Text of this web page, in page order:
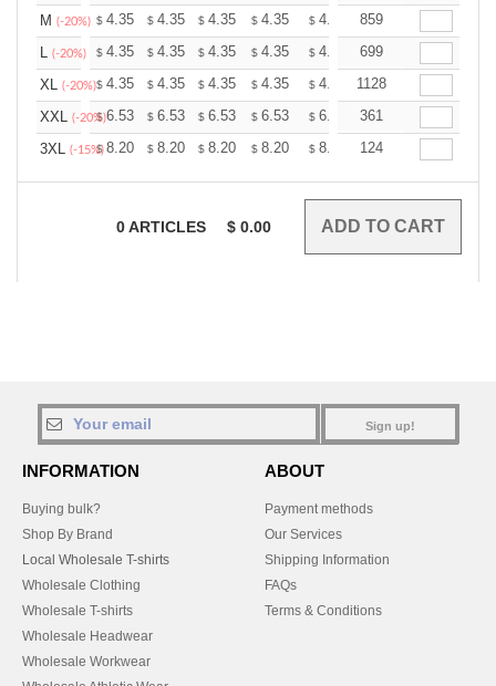
M (-20%) $ 4.35 $ 4.35 $ 4.35 $ 4.35 $ 4.35 $4.35
859
L (-20%) $ 4.35 $ 4.35 $ 4.35 $ 4.35 $ 4.35 $4.35
699
XL (-20%)$ 4.35 $ 4.35 $ 4.35 $ 4.35 $ 4.35 $4.35
1128
XXL (-20%)
$6.53 $ 6.53 $ 6.53 $ 6.53 $ 6.53 $6.53
361
3XL (-15%)
$8.20 $ 8.20 $ 8.20 $ 8.20 $ 8.20 $8.20
124
0ARTICLES $ 0.00
Sign up!
INFORMATION
Buying bulk?
Shop By Brand
Local Wholesale T-shirts
Wholesale Clothing
Wholesale T-shirts
Wholesale Headwear
Wholesale Workwear
ABOUT
Payment methods
Our Services
Shipping Information
FAQs
Terms & Conditions